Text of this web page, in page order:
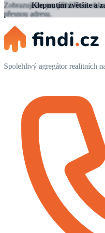
Klepnutím zvětšíte a
Zobrazujeme jen přibližnou
přesnou adresu.
Spolehlivý agregátor realitních